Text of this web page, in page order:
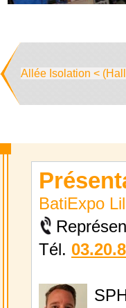
Allée Isolation <
BatiExpo
Tél.